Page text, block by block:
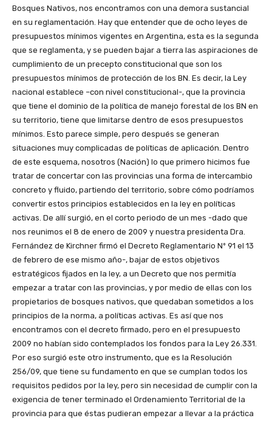
Bosques Nativos, nos encontramos con una demora sustancial
en su reglamentación. Hay que entender que de ocho leyes de
presupuestos mínimos vigentes en Argentina, esta es la segunda
que se reglamenta, y se pueden bajar a tierra las aspiraciones de
cumplimiento de un precepto constitucional que son los
presupuestos mínimos de protección de los BN. Es decir, la Ley
nacional establece –con nivel constitucional-, que la provincia
que tiene el dominio de la política de manejo forestal de los BN en
su territorio, tiene que limitarse dentro de esos presupuestos
mínimos. Esto parece simple, pero después se generan
situaciones muy complicadas de políticas de aplicación. Dentro
de este esquema, nosotros (Nación) lo que primero hicimos fue
tratar de concertar con las provincias una forma de intercambio
concreto y fluido, partiendo del territorio, sobre cómo podríamos
convertir estos principios establecidos en la ley en políticas
activas. De allí surgió, en el corto periodo de un mes -dado que
nos reunimos el 8 de enero de 2009 y nuestra presidenta Dra.
Fernández de Kirchner firmó el Decreto Reglamentario Nº 91 el 13
de febrero de ese mismo año-, bajar de estos objetivos
estratégicos fijados en la ley, a un Decreto que nos permitía
empezar a tratar con las provincias, y por medio de ellas con los
propietarios de bosques nativos, que quedaban sometidos a los
principios de la norma, a políticas activas. Es así que nos
encontramos con el decreto firmado, pero en el presupuesto
2009 no habían sido contemplados los fondos para la Ley 26.331.
Por eso surgió este otro instrumento, que es la Resolución
256/09, que tiene su fundamento en que se cumplan todos los
requisitos pedidos por la ley, pero sin necesidad de cumplir con la
exigencia de tener terminado el Ordenamiento Territorial de la
provincia para que éstas pudieran empezar a llevar a la práctica